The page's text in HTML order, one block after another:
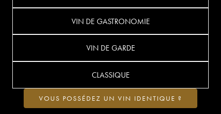
VIN DE GASTRONOMIE
VIN DE GARDE
CLASSIQUE
VOUS POSSÉDEZ UN VIN IDENTIQUE ?